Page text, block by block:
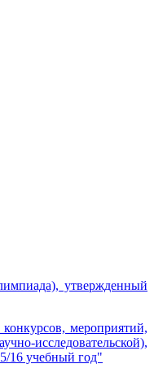
утвержденный
мероприятий,
исследовательской),
16 учебный год"